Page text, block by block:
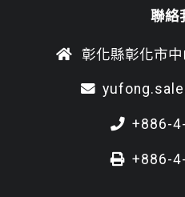
聯絡
彰化縣彰化市
+886-
+886-